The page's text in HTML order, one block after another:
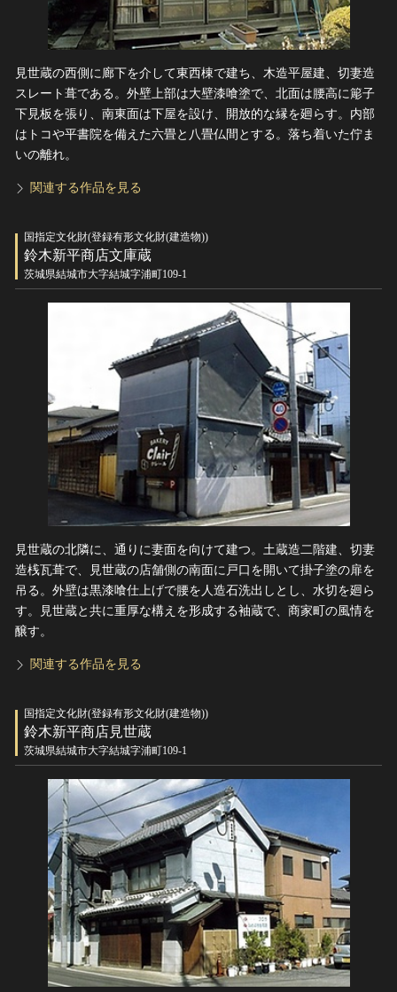
国指定文化財等データベース
見世蔵の西側に廊下を介して東西棟で建ち、木造平屋建、切妻造
スレート葺である。外壁上部は大壁漆喰塗で、北面は腰高に簓子
下見板を張り、南東面は下屋を設け、開放的な縁を廻らす。内部
はトコや平書院を備えた六畳と八畳仏間とする。落ち着いた佇ま
いの離れ。
関連する作品を見る
国指定文化財(登録有形文化財(建造物))
鈴木新平商店文庫蔵
茨城県結城市大字結城字浦町109-1
見世蔵の北隣に、通りに妻面を向けて建つ。土蔵造二階建、切妻
造桟瓦葺で、見世蔵の店舗側の南面に戸口を開いて掛子塗の扉を
吊る。外壁は黒漆喰仕上げで腰を人造石洗出しとし、水切を廻ら
す。見世蔵と共に重厚な構えを形成する袖蔵で、商家町の風情を
醸す。
関連する作品を見る
国指定文化財(登録有形文化財(建造物))
鈴木新平商店見世蔵
茨城県結城市大字結城字浦町109-1